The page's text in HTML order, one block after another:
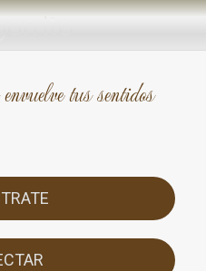
tus sentidos